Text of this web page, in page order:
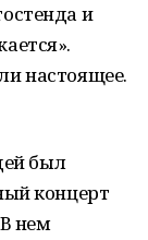
и
настоящее.
был
концерт
нем